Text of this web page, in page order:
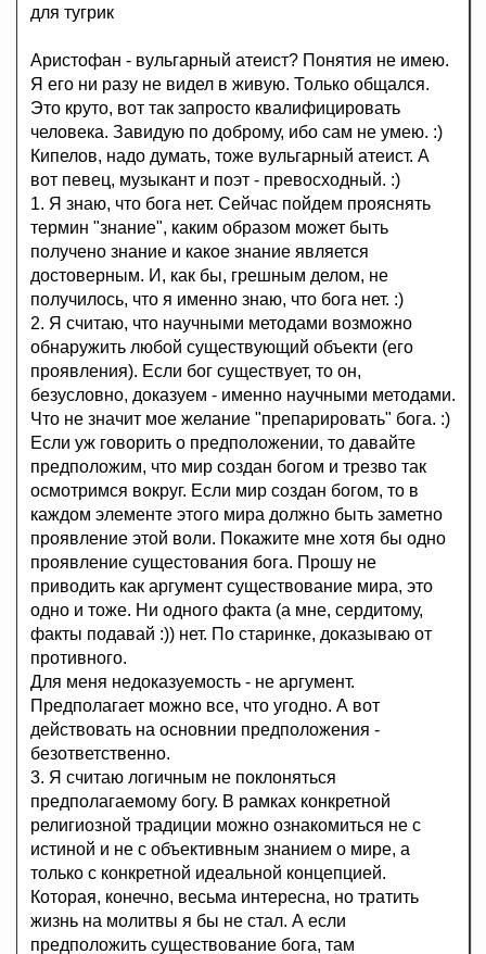
для тугрик
Аристофан - вульгарный атеист? Понятия не имею.
Я его ни разу не видел в живую. Только общался.
Это круто, вот так запросто квалифицировать
человека. Завидую по доброму, ибо сам не умею. :)
Кипелов, надо думать, тоже вульгарный атеист. А
вот певец, музыкант и поэт - превосходный. :)
1. Я знаю, что бога нет. Сейчас пойдем прояснять
термин "знание", каким образом может быть
получено знание и какое знание является
достоверным. И, как бы, грешным делом, не
получилось, что я именно знаю, что бога нет. :)
2. Я считаю, что научными методами возможно
обнаружить любой существующий объекти (его
проявления). Если бог существует, то он,
безусловно, доказуем - именно научными методами.
Что не значит мое желание "препарировать" бога. :)
Если уж говорить о предположении, то давайте
предположим, что мир создан богом и трезво так
осмотримся вокруг. Если мир создан богом, то в
каждом элементе этого мира должно быть заметно
проявление этой воли. Покажите мне хотя бы одно
проявление сущестования бога. Прошу не
приводить как аргумент существование мира, это
одно и тоже. Ни одного факта (а мне, сердитому,
факты подавай :)) нет. По старинке, доказываю от
противного.
Для меня недоказуемость - не аргумент.
Предполагает можно все, что угодно. А вот
действовать на основнии предположения -
безответственно.
3. Я считаю логичным не поклоняться
предполагаемому богу. В рамках конкретной
религиозной традиции можно ознакомиться не с
истиной и не с объективным знанием о мире, а
только с конкретной идеальной концепцией.
Которая, конечно, весьма интересна, но тратить
жизнь на молитвы я бы не стал. А если
предположить существование бога, там